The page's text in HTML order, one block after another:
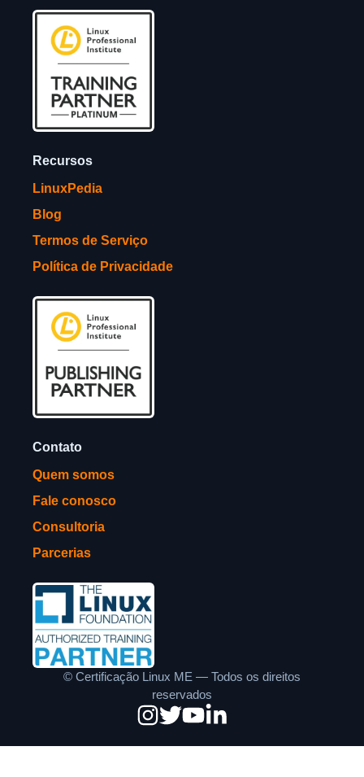
Recursos
LinuxPedia
Blog
Termos de Serviço
Política de Privacidade
Contato
Quem somos
Fale conosco
Consultoria
Parcerias
© Certificação Linux ME — Todos os direitos
reservados